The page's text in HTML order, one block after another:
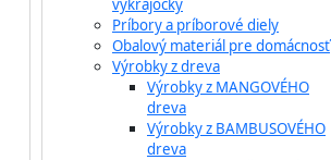
vykrajočky
Príbory a príborové diely
Obalový materiál pre domácnosť
Výrobky z dreva
Výrobky z MANGOVÉHO
dreva
Výrobky z BAMBUSOVÉHO
dreva